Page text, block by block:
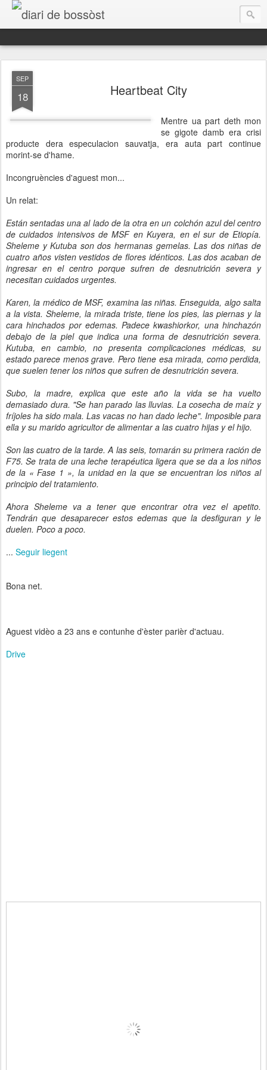
diari de bossòst
Aguest ei des d'aué eth mèn espaci de reflexions personaus, era banda sonora dera mia vida.
SEP
18 Heartbeat City
Mentre ua part deth mon
se gigote damb era crisi
producte dera especulacion sauvatja, era auta part continue
morint-se d'hame.
Incongruències d'aguest mon...
Un relat:
Están sentadas una al lado de la otra en un colchón azul del centro
de cuidados intensivos de MSF en Kuyera, en el sur de Etiopía.
Sheleme y Kutuba son dos hermanas gemelas. Las dos niñas de
cuatro años visten vestidos de flores idénticos. Las dos acaban de
ingresar en el centro porque sufren de desnutrición severa y
necesitan cuidados urgentes.
Karen, la médico de MSF, examina las niñas. Enseguida, algo salta
a la vista. Sheleme, la mirada triste, tiene los pies, las piernas y la
cara hinchados por edemas. Padece kwashiorkor, una hinchazón
debajo de la piel que indica una forma de desnutrición severa.
Kutuba, en cambio, no presenta complicaciones médicas, su
estado parece menos grave. Pero tiene esa mirada, como perdida,
que suelen tener los niños que sufren de desnutrición severa.
Subo, la madre, explica que este año la vida se ha vuelto
demasiado dura. "Se han parado las lluvias. La cosecha de maíz y
fríjoles ha sido mala. Las vacas no han dado leche". Imposible para
ella y su marido agricultor de alimentar a las cuatro hijas y el hijo.
Son las cuatro de la tarde. A las seis, tomarán su primera ración de
F75. Se trata de una leche terapéutica ligera que se da a los niños
de la « Fase 1 », la unidad en la que se encuentran los niños al
principio del tratamiento.
Ahora Sheleme va a tener que encontrar otra vez el apetito.
Tendrán que desaparecer estos edemas que la desfiguran y le
duelen. Poco a poco.
... Seguir liegent
Bona net.
Aguest vidèo a 23 ans e contunhe d'èster parièr d'actuau.
Drive